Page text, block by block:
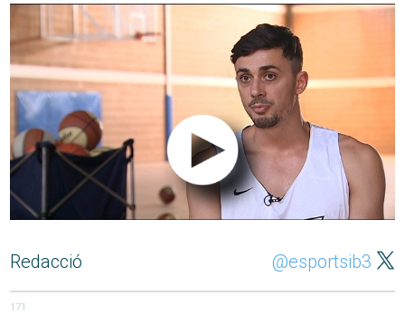
Redacció @esportsib3
171